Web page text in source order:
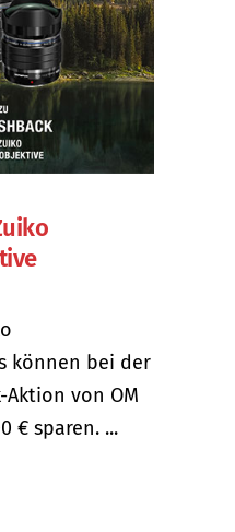
können bei der
von OM
€ sparen. ...